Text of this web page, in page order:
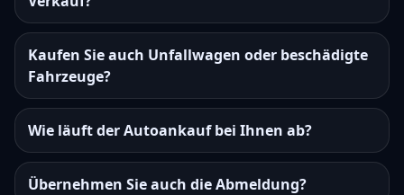
Kaufen Sie auch Unfallwagen oder beschädigte
Fahrzeuge?
Wie läuft der Autoankauf bei Ihnen ab?
Übernehmen Sie auch die Abmeldung?